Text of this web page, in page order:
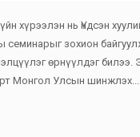
хүрээлэн нь Үндсэн
семинарыг зохион
өрнүүлдэг билээ.
Монгол Улсын шинжлэх...